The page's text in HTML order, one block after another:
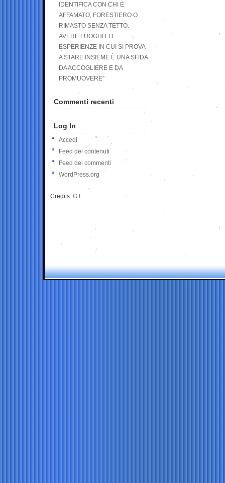
IDENTIFICA CON CHI È
AFFAMATO, FORESTIERO O
RIMASTO SENZA TETTO.
AVERE LUOGHI ED
ESPERIENZE IN CUI SI PROVA
A STARE INSIEME È UNA SFIDA
DA ACCOGLIERE E DA
PROMUOVERE”
Commenti recenti
Log In
Accedi
Feed dei contenuti
Feed dei commenti
WordPress.org
Credits: G.I